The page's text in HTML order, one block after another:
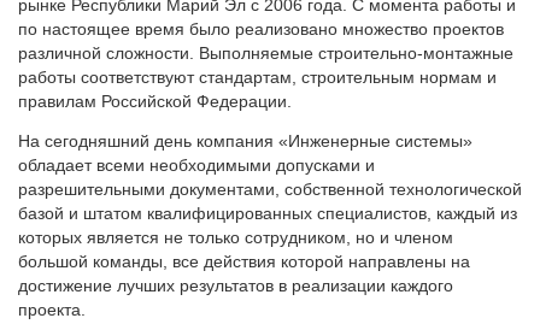
рынке Республики Марий Эл с 2006 года. С момента работы и
по настоящее время было реализовано множество проектов
различной сложности. Выполняемые строительно-монтажные
работы соответствуют стандартам, строительным нормам и
правилам Российской Федерации.
На сегодняшний день компания «Инженерные системы»
обладает всеми необходимыми допусками и
разрешительными документами, собственной технологической
базой и штатом квалифицированных специалистов, каждый из
которых является не только сотрудником, но и членом
большой команды, все действия которой направлены на
достижение лучших результатов в реализации каждого
проекта.